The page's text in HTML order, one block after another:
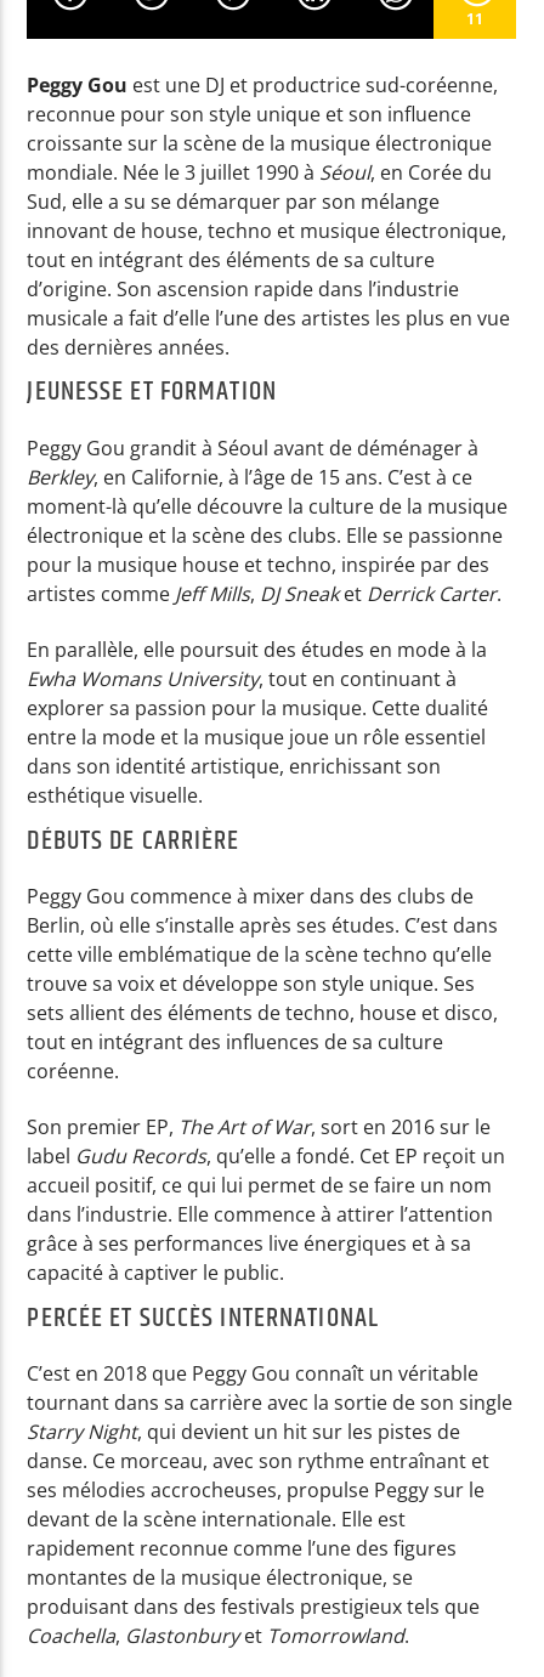
EN CE MOMENT
HIGH (TWO SOUL FUSION MIX)
ANANE
EMISSION EN COURS
NON-STOP MUSIC
21:00 22:59
UPCOMING SHOW
RICKY LEVINE & FRIENDS
23:00 23:59
Yellow Radio
Yellow Riviera
Yellow Party
11
Peggy Gou est une DJ et productrice sud-coréenne,
reconnue pour son style unique et son influence
croissante sur la scène de la musique électronique
mondiale. Née le 3 juillet 1990 à Séoul, en Corée du
Sud, elle a su se démarquer par son mélange
innovant de house, techno et musique électronique,
tout en intégrant des éléments de sa culture
d’origine. Son ascension rapide dans l’industrie
musicale a fait d’elle l’une des artistes les plus en vue
des dernières années.
JEUNESSE ET FORMATION
Peggy Gou grandit à Séoul avant de déménager à
Berkley, en Californie, à l’âge de 15 ans. C’est à ce
moment-là qu’elle découvre la culture de la musique
électronique et la scène des clubs. Elle se passionne
pour la musique house et techno, inspirée par des
artistes comme Jeff Mills, DJ Sneaket Derrick Carter.
En parallèle, elle poursuit des études en mode à la
Ewha Womans University, tout en continuant à
explorer sa passion pour la musique. Cette dualité
entre la mode et la musique joue un rôle essentiel
dans son identité artistique, enrichissant son
esthétique visuelle.
DÉBUTS DE CARRIÈRE
Peggy Gou commence à mixer dans des clubs de
Berlin, où elle s’installe après ses études. C’est dans
cette ville emblématique de la scène techno qu’elle
trouve sa voix et développe son style unique. Ses
sets allient des éléments de techno, house et disco,
tout en intégrant des influences de sa culture
coréenne.
Son premier EP, The Art of War, sort en 2016 sur le
label Gudu Records, qu’elle a fondé. Cet EP reçoit un
accueil positif, ce qui lui permet de se faire un nom
dans l’industrie. Elle commence à attirer l’attention
grâce à ses performances live énergiques et à sa
capacité à captiver le public.
PERCÉE ET SUCCÈS INTERNATIONAL
C’est en 2018 que Peggy Gou connaît un véritable
tournant dans sa carrière avec la sortie de son single
Starry Night, qui devient un hit sur les pistes de
danse. Ce morceau, avec son rythme entraînant et
ses mélodies accrocheuses, propulse Peggy sur le
devant de la scène internationale. Elle est
rapidement reconnue comme l’une des figures
montantes de la musique électronique, se
produisant dans des festivals prestigieux tels que
Coachella, Glastonburyet Tomorrowland.